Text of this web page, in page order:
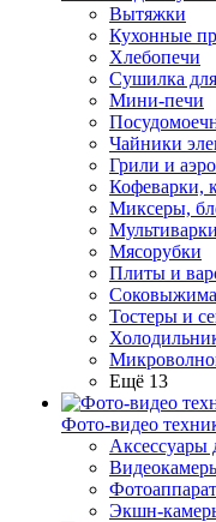
Вытяжки
Кухонные
Хлебопечи
Сушилка
Мини-печи
Чайники
Грили и
Кофеварки,
Миксеры,
Мясорубки
Плиты и
Тостеры и
Ещё 13
Фото-видео
Аксессуары
Экшн-